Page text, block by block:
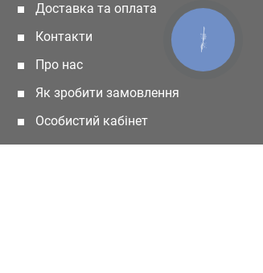
Доставка та оплата
Контакти
Про нас
Як зробити замовлення
Особистий кабінет
КНОПКА
ЗВ'ЯЗКУ